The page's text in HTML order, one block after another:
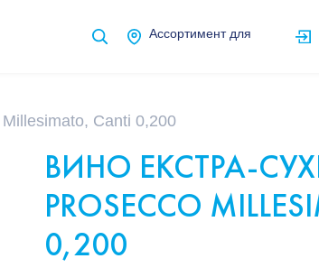
Ассортимент для
Millesimato, Canti 0,200
ВИНО ЕКСТРА-
PROSECCO
0,200